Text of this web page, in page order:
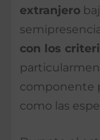
extranjero
con los
componente
como las